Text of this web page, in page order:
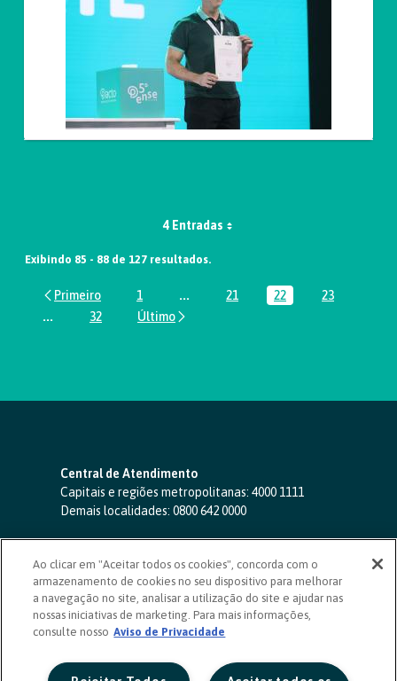
4 Entradas
Exibindo 85 - 88 de 127 resultados.
Página
1 ...Páginas intermediárias Usar ABA
Página
21 Página
22 Página
23
...Páginas intermediárias Usar ABA para navegar.
Página
32
Central de Atendimento
Capitais e regiões metropolitanas: 4000 1111
Demais localidades: 0800 642 0000
SAC 24 horas-0800 724 4420
Ouvidoria
0800 725 0996
(de segunda a sexta, das 8h às 20h)
ouvidoriasicoob.com.br
Deficientes auditivos ou de fala
Ao clicar em "Aceitar todos os cookies", concorda com o
armazenamento de cookies no seu dispositivo para melhorar
a navegação no site, analisar a utilização do site e ajudar nas
nossas iniciativas de marketing. Para mais informações,
consulte nosso Aviso de Privacidade